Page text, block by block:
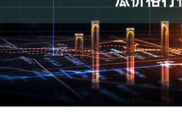
0.57% 深证成